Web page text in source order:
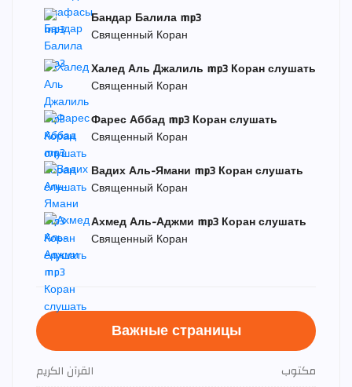
Бандар Балила mp3
Священный Коран
Халед Аль Джалиль mp3 Коран слушать
Священный Коран
Фарес Аббад mp3 Коран слушать
Священный Коран
Вадих Аль-Ямани mp3 Коран слушать
Священный Коран
Ахмед Аль-Аджми mp3 Коран слушать
Священный Коран
Важные страницы
القرآن الكريم
مكتوب